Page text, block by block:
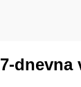
7-dnevna